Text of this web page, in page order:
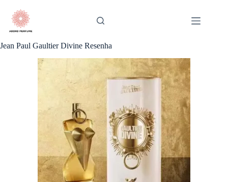
para
conteúdo
Jean Paul Gaultier Divine Resenha